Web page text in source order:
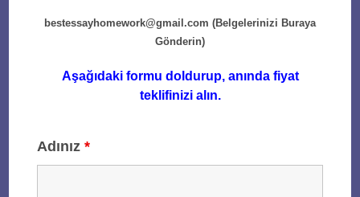
bestessayhomework@gmail.com (Belgelerinizi Buraya
Gönderin)
Aşağıdaki formu doldurup, anında fiyat
teklifinizi alın.
Adınız*